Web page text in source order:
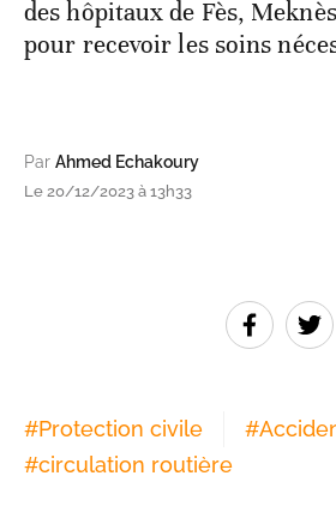
des hôpitaux de Fès,
pour recevoir les soins
Par Ahmed Echakoury
Le 20/12/2023 à 13h33
#Protection civile #
#circulation routière